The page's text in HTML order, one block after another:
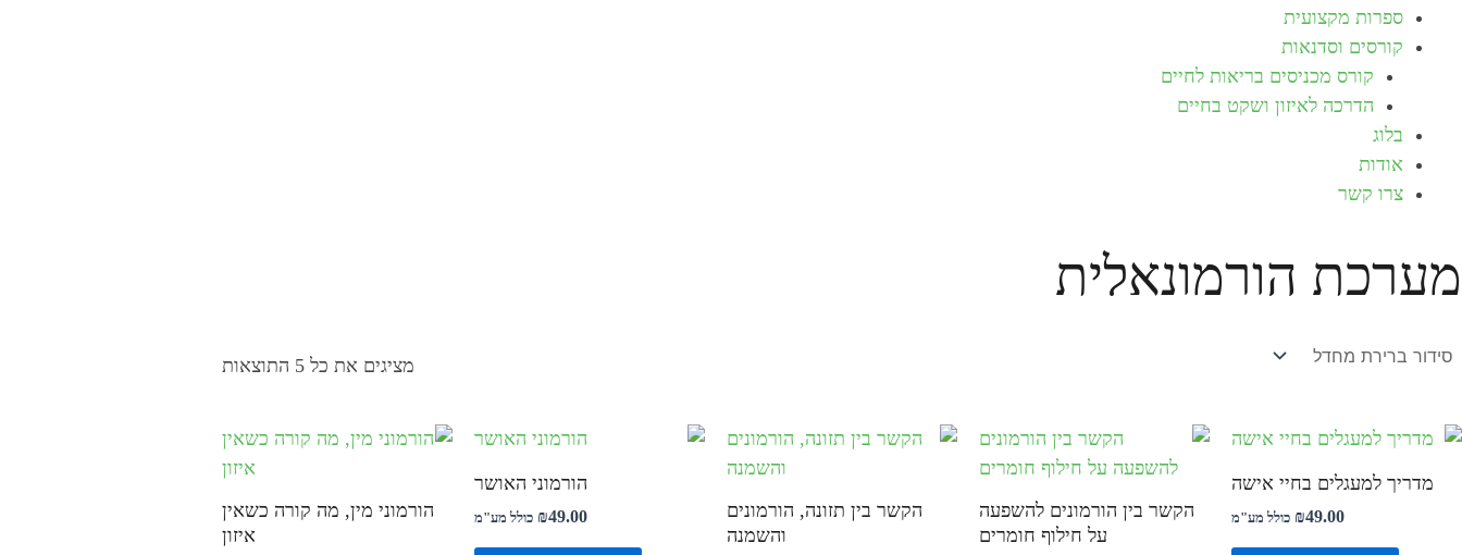
ספרות מקצועית
קורסים וסדנאות
קורס מכניסים בריאות לחיים
הדרכה לאיזון ושקט בחיים
בלוג
אודות
צרו קשר
מערכת הורמונאלית
מציגים את כל ⁦5⁩ התוצאות
מדריך למעגלים בחיי אישה
₪49.00 כולל מע"מ
הקשר בין הורמונים להשפעה
על חילוף חומרים
הקשר בין תזונה, הורמונים
והשמנה
הורמוני האושר
₪49.00 כולל מע"מ
הורמוני מין, מה קורה כשאין
איזון